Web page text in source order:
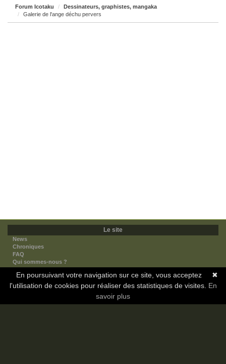
Forum Icotaku
Dessinateurs, graphistes, mangaka
Galerie de l'ange déchu pervers
Le site
News
Chroniques
FAQ
Qui sommes-nous ?
Nos partenaires
Faites-nous connaitre
Nous contacter
✖
En poursuivant votre navigation sur ce site, vous acceptez
l'utilisation de cookies pour réaliser des statistiques de visites. En
savoir plus